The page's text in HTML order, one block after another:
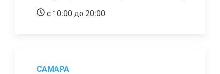
с 10:00 до 20:00
САМАРА